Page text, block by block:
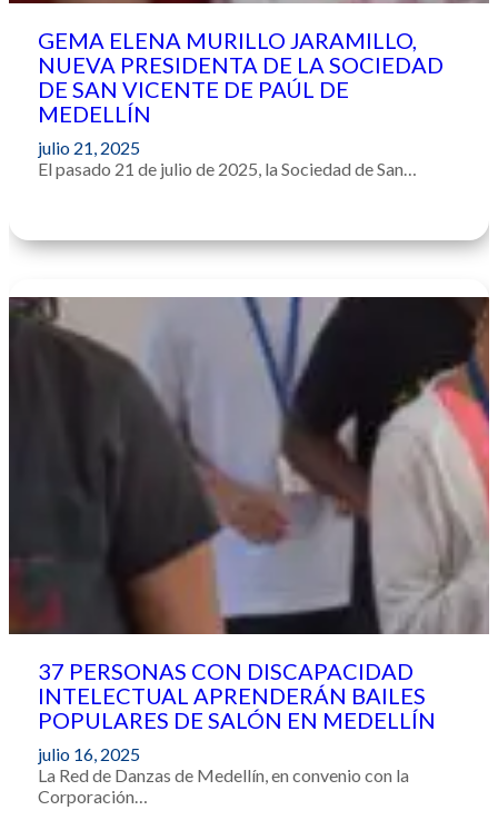
GEMA ELENA MURILLO JARAMILLO,
NUEVA PRESIDENTA DE LA SOCIEDAD
DE SAN VICENTE DE PAÚL DE
MEDELLÍN
julio 21, 2025
El pasado 21 de julio de 2025, la Sociedad de San…
37 PERSONAS CON DISCAPACIDAD
INTELECTUAL APRENDERÁN BAILES
POPULARES DE SALÓN EN MEDELLÍN
julio 16, 2025
La Red de Danzas de Medellín, en convenio con la
Corporación…